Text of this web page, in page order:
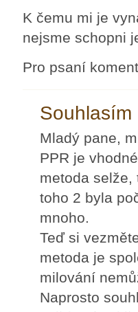
K čemu mi je
nejsme schopni
Pro psaní
Souhlasím
Mladý pane,
PPR je
metoda
toho 2 byla
mnoho.
Teď si
metoda je
milování
Naprosto